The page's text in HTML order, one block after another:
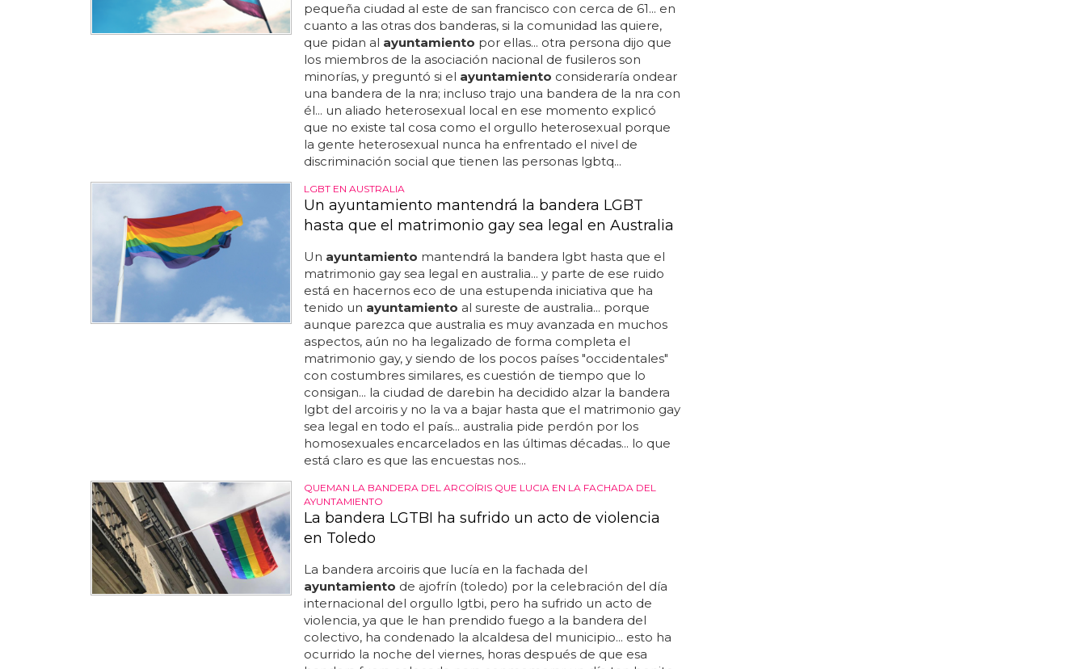
pequeña ciudad al este de san francisco con cerca de 61... en
cuanto a las otras dos banderas, si la comunidad las quiere,
que pidan al ayuntamiento por ellas... otra persona dijo que
los miembros de la asociación nacional de fusileros son
minorías, y preguntó si el ayuntamiento consideraría ondear
una bandera de la nra; incluso trajo una bandera de la nra con
él... un aliado heterosexual local en ese momento explicó
que no existe tal cosa como el orgullo heterosexual porque
la gente heterosexual nunca ha enfrentado el nivel de
discriminación social que tienen las personas lgbtq...
LGBT EN AUSTRALIA
Un ayuntamiento mantendrá la bandera LGBT
hasta que el matrimonio gay sea legal en Australia
Un ayuntamiento mantendrá la bandera lgbt hasta que el
matrimonio gay sea legal en australia... y parte de ese ruido
está en hacernos eco de una estupenda iniciativa que ha
tenido un ayuntamiento al sureste de australia... porque
aunque parezca que australia es muy avanzada en muchos
aspectos, aún no ha legalizado de forma completa el
matrimonio gay, y siendo de los pocos países "occidentales"
con costumbres similares, es cuestión de tiempo que lo
consigan... la ciudad de darebin ha decidido alzar la bandera
lgbt del arcoiris y no la va a bajar hasta que el matrimonio gay
sea legal en todo el país... australia pide perdón por los
homosexuales encarcelados en las últimas décadas... lo que
está claro es que las encuestas nos...
QUEMAN LA BANDERA DEL ARCOÍRIS QUE LUCIA EN LA FACHADA DEL
AYUNTAMIENTO
La bandera LGTBI ha sufrido un acto de violencia
en Toledo
La bandera arcoiris que lucía en la fachada del
ayuntamiento de ajofrín (toledo) por la celebración del día
internacional del orgullo lgtbi, pero ha sufrido un acto de
violencia, ya que le han prendido fuego a la bandera del
colectivo, ha condenado la alcaldesa del municipio... esto ha
ocurrido la noche del viernes, horas después de que esa